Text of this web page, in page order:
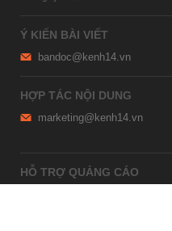
Ý KIẾN BÀI VIẾT
bandoc@kenh14.vn
HỢP TÁC NỘI DUNG
marketing@kenh14.vn
HỖ TRỢ QUẢNG CÁO